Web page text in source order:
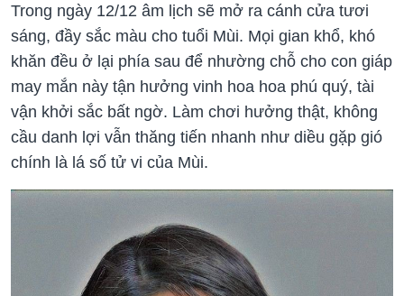
Trong ngày 12/12 âm lịch sẽ mở ra cánh cửa tươi
sáng, đầy sắc màu cho tuổi Mùi. Mọi gian khổ, khó
khăn đều ở lại phía sau để nhường chỗ cho con giáp
may mắn này tận hưởng vinh hoa hoa phú quý, tài
vận khởi sắc bất ngờ. Làm chơi hưởng thật, không
cầu danh lợi vẫn thăng tiến nhanh như diều gặp gió
chính là lá số tử vi của Mùi.